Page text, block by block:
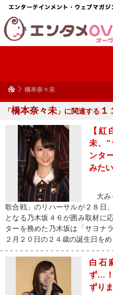
橋本奈々未
「橋本奈々未 」に関連する １
【
未、
ンタ
みたい
大み
歌合戦」のリハーサルが２８日
となる乃木坂４６が囲み取材
ターを務めた乃木坂は「サヨナ
２月２０日の２４歳の誕生日を
白石
ず…
ずり